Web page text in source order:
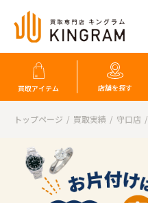
買取アイテム 店舗を探す
トップページ 買取実績 守口店